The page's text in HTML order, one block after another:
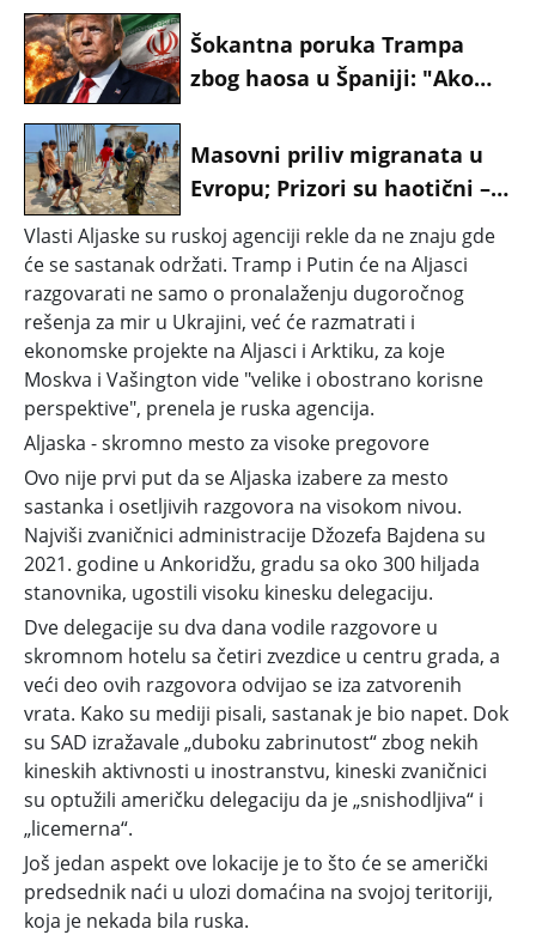
Šokantna poruka Trampa
zbog haosa u Španiji: "Ako
Masovni priliv migranata u
Evropu; Prizori su haotični –
ima mrtvih, na terenu i
vojska FOTO/VIDEO
Vlasti Aljaske su ruskoj agenciji rekle da ne znaju gde
će se sastanak održati. Tramp i Putin će na Aljasci
razgovarati ne samo o pronalaženju dugoročnog
rešenja za mir u Ukrajini, već će razmatrati i
ekonomske projekte na Aljasci i Arktiku, za koje
Moskva i Vašington vide "velike i obostrano korisne
perspektive", prenela je ruska agencija.
Aljaska - skromno mesto za visoke pregovore
Ovo nije prvi put da se Aljaska izabere za mesto
sastanka i osetljivih razgovora na visokom nivou.
Najviši zvaničnici administracije Džozefa Bajdena su
2021. godine u Ankoridžu, gradu sa oko 300 hiljada
stanovnika, ugostili visoku kinesku delegaciju.
Dve delegacije su dva dana vodile razgovore u
skromnom hotelu sa četiri zvezdice u centru grada, a
veći deo ovih razgovora odvijao se iza zatvorenih
vrata. Kako su mediji pisali, sastanak je bio napet. Dok
su SAD izražavale „duboku zabrinutost“ zbog nekih
kineskih aktivnosti u inostranstvu, kineski zvaničnici
su optužili američku delegaciju da je „snishodljiva“ i
„licemerna“.
Još jedan aspekt ove lokacije je to što će se američki
predsednik naći u ulozi domaćina na svojoj teritoriji,
koja je nekada bila ruska.